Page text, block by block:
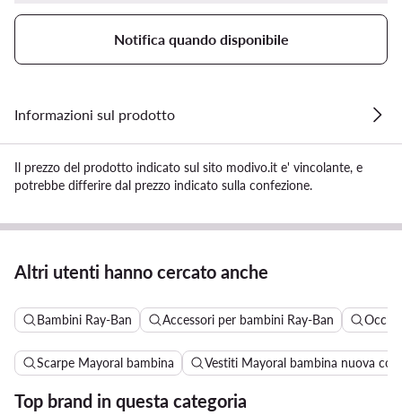
Notifica quando disponibile
Informazioni sul prodotto
Il prezzo del prodotto indicato sul sito modivo.it e' vincolante, e
potrebbe differire dal prezzo indicato sulla confezione.
Altri utenti hanno cercato anche
Bambini Ray-Ban Accessori per bambini Ray-Ban
Scarpe Mayoral bambina Vestiti Mayoral bambina nuova
Top brand in questa categoria